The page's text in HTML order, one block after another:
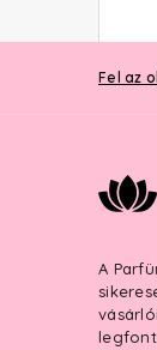
Fel az
A